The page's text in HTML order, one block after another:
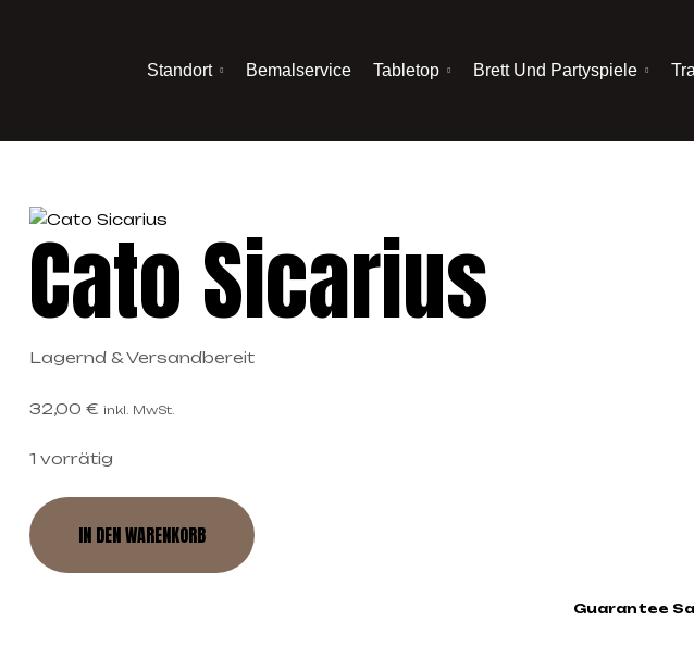
Standort Bemalservice Tabletop Brett Und Partyspiele
Cato Sicarius
Lagernd & Versandbereit
32,00 € inkl. MwSt.
1 vorrätig
IN DEN WARENKORB
Guarantee